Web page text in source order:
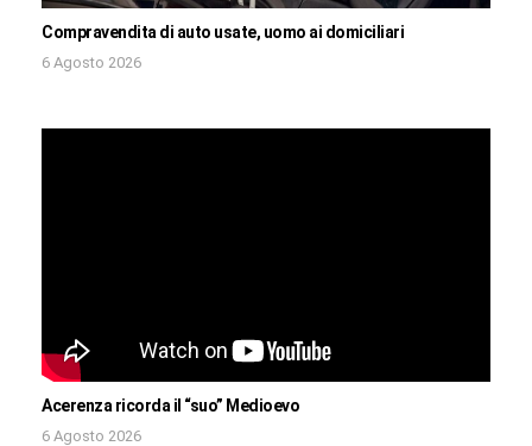
Compravendita di auto usate, uomo ai domiciliari
6 Agosto 2026
Acerenza ricorda il “suo” Medioevo
6 Agosto 2026